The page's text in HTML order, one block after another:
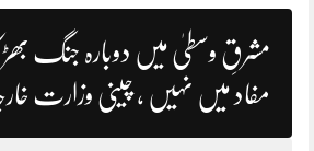
مشرقِ وسطیٰ میں دوبارہ جنگ
مفاد میں نہیں ، چینی وزارت